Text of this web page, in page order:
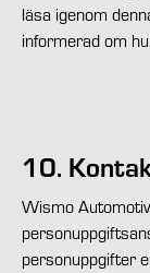
läsa igenom
informerad om
10.
Wismo
personuppgifter